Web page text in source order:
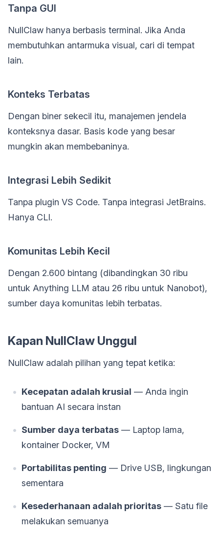
Tanpa GUI
NullClaw hanya berbasis terminal. Jika Anda
membutuhkan antarmuka visual, cari di tempat
lain.
Konteks Terbatas
Dengan biner sekecil itu, manajemen jendela
konteksnya dasar. Basis kode yang besar
mungkin akan membebaninya.
Integrasi Lebih Sedikit
Tanpa plugin VS Code. Tanpa integrasi JetBrains.
Hanya CLI.
Komunitas Lebih Kecil
Dengan 2.600 bintang (dibandingkan 30 ribu
untuk Anything LLM atau 26 ribu untuk Nanobot),
sumber daya komunitas lebih terbatas.
Kapan NullClaw Unggul
NullClaw adalah pilihan yang tepat ketika:
Kecepatan adalah krusial — Anda ingin
bantuan AI secara instan
Sumber daya terbatas — Laptop lama,
kontainer Docker, VM
Portabilitas penting — Drive USB, lingkungan
sementara
Kesederhanaan adalah prioritas — Satu file
melakukan semuanya